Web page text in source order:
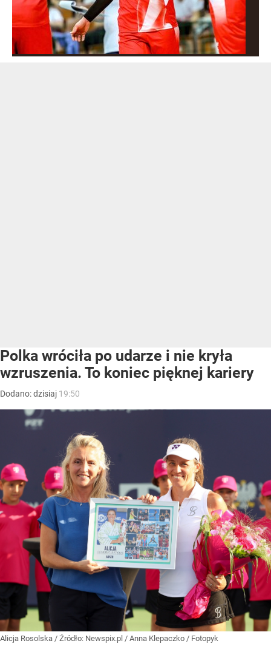
Polka wróciła po udarze i nie kryła
wzruszenia. To koniec pięknej kariery
Dodano:dzisiaj 19:50
Alicja Rosolska / Źródło: Newspix.pl / Anna Klepaczko / Fotopyk